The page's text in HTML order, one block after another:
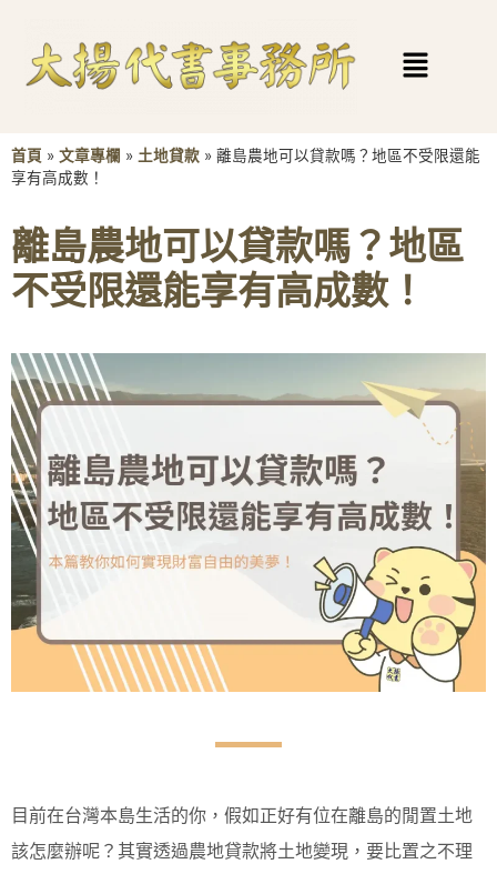
首頁 » 文章專欄 » 土地貸款 » 離島農地可以貸款嗎？地區不受限還能
享有高成數！
離島農地可以貸款嗎？地區
不受限還能享有高成數！
目前在台灣本島生活的你，假如正好有位在離島的閒置土地
該怎麼辦呢？其實透過農地貸款將土地變現，要比置之不理